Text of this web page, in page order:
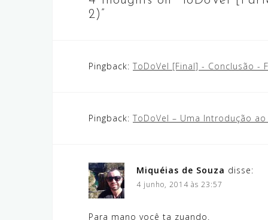
2)”
Pingback: ToDoVel [Final] - Conclusão -
Pingback: ToDoVel – Uma Introdução
Miquéias de Souza disse:
4 junho, 2014 às 23:57
Para mano você ta zuando.